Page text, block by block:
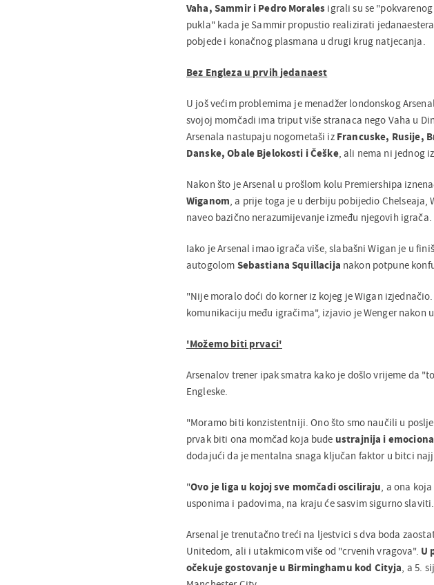
Vaha, Sammir i Pedro Morales igrali su se
pukla" kada je Sammir propustio realizirati
pobjede i konačnog plasmana u drugi krug natjecanja.
Bez Engleza u prvih jedanaest
U još većim problemima je menadžer londonskog
svojoj momčadi ima triput više stranaca nego Vaha u
Arsenala nastupaju nogometaši iz Francuske, Rusije,
Danske, Obale Bjelokosti i Češke, ali nema ni jednog iz
Nakon što je Arsenal u prošlom kolu Premiershipa
Wiganom, a prije toga je u derbiju pobijedio Chelseaja,
naveo bazično nerazumijevanje između njegovih igrača.
Iako je Arsenal imao igrača više, slabašni Wigan je u
autogolom Sebastiana Squillacija nakon potpune
"Nije moralo doći do korner iz kojeg je Wigan
komunikaciju među igračima", izjavio je Wenger nakon
'Možemo biti prvaci'
Arsenalov trener ipak smatra kako je došlo vrijeme da
Engleske.
"Moramo biti konzistentniji. Ono što smo naučili u
prvak biti ona momčad koja bude ustrajnija i
dodajući da je mentalna snaga ključan faktor u bitci
"Ovo je liga u kojoj sve momčadi osciliraju, a ona
usponima i padovima, na kraju će sasvim sigurno
Arsenal je trenutačno treći na ljestvici s dva boda
Unitedom, ali i utakmicom više od "crvenih vragova". U
očekuje gostovanje u Birminghamu kod Cityja, a 5.